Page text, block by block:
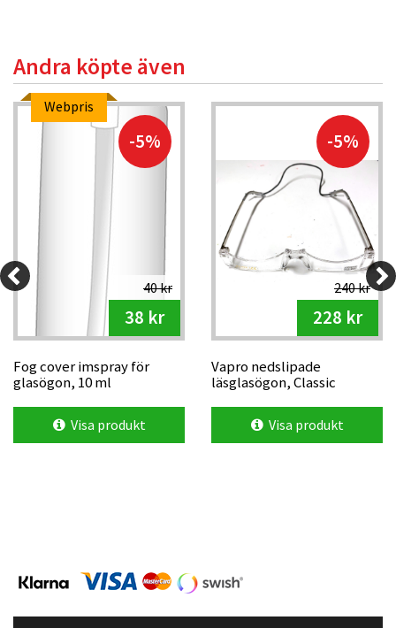
Andra köpte även
Webpris
-5%
40 kr
38 kr
Fog cover imspray för
glasögon, 10 ml
Visa produkt
-5%
240 kr
228 kr
Vapro nedslipade
läsglasögon, Classic
Visa produkt